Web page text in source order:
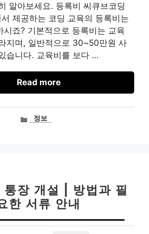
알아보세요. 등록비 씨큐브코딩
제공하는 코딩 교육의 등록비는
시죠? 기본적으로 등록비는 교육
지며, 일반적으로 30~50만원 사
습니다. 교육비를 보다 …
Read more
카정보
통장 개설 | 방법과 필
한 서류 안내